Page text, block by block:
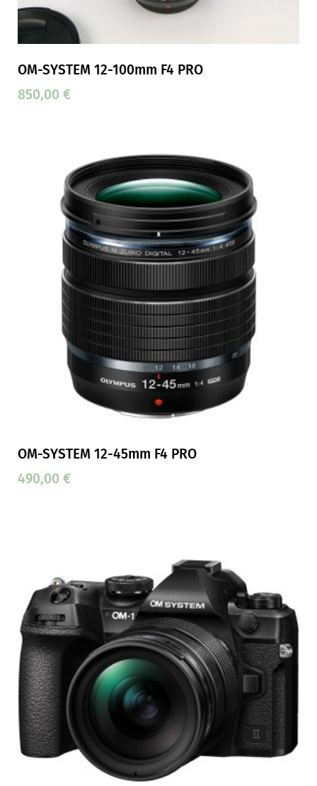
OM-SYSTEM 12-100mm F4 PRO
850,00 €
OM-SYSTEM 12-45mm F4 PRO
490,00 €